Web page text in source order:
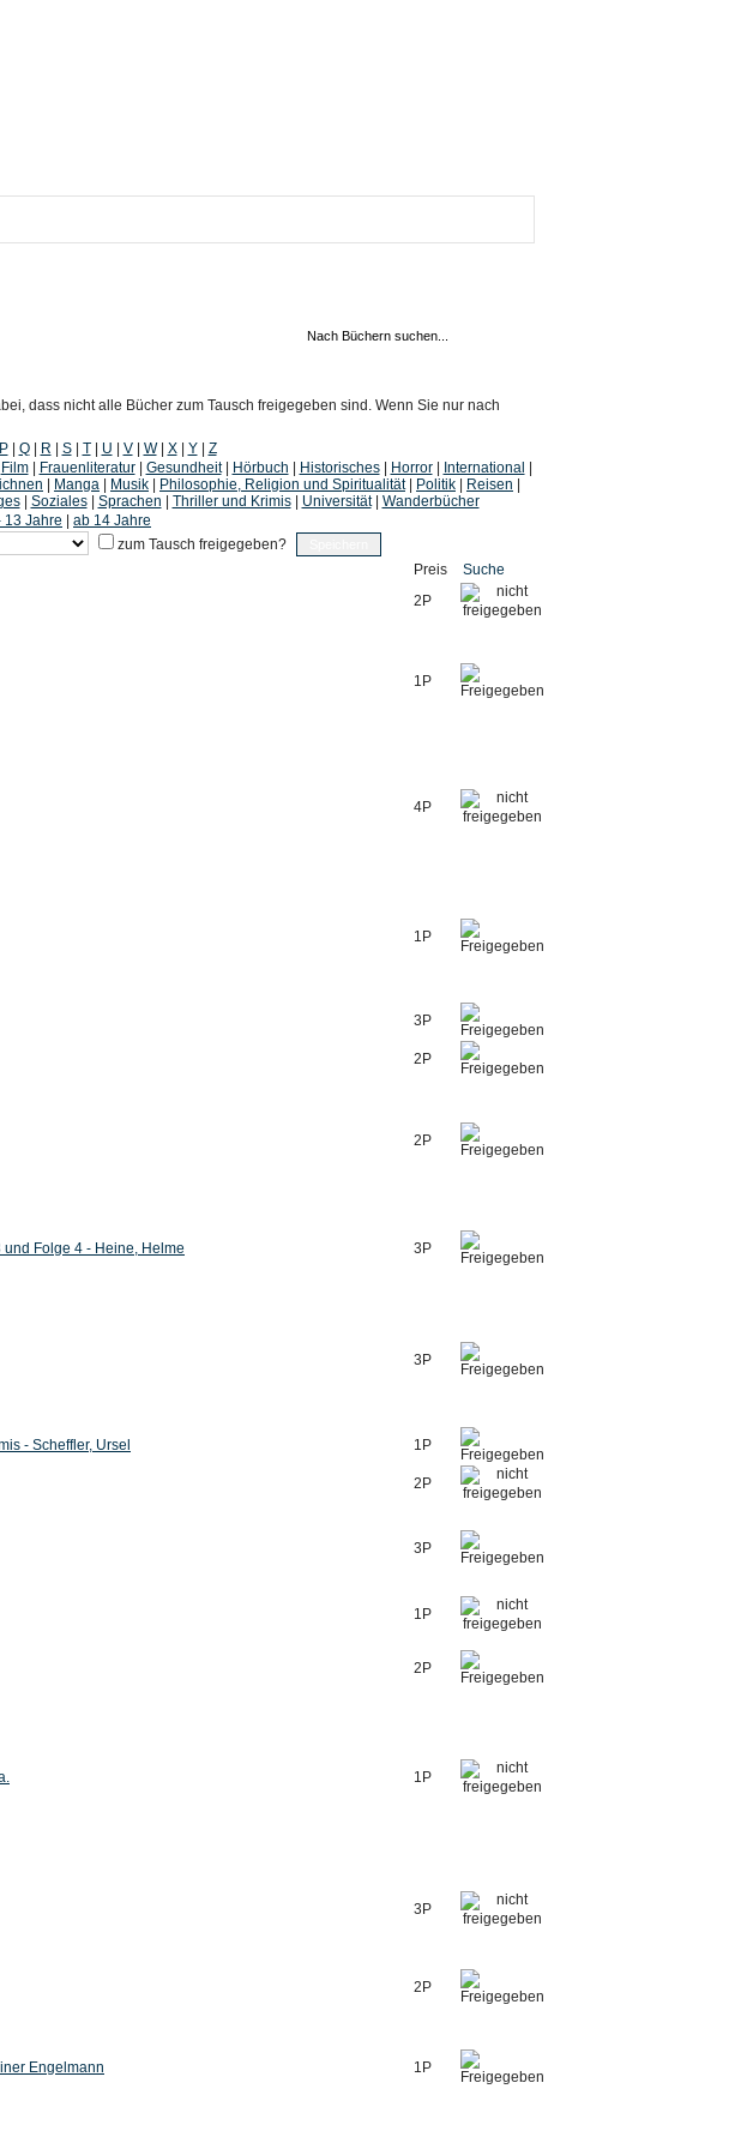
dass nicht alle Bücher zum Tausch freigegeben sind. Wenn Sie nur nach
P| Q| R S| T| U V| W| X| Y| Z
Film| Frauenliteratur| Gesundheit| Hörbuch Historisches| Horror| International
Manga Musik Philosophie, Religion und Spiritualität| Politik Reisen
| Soziales| Sprachen Thriller und Krimis| Universität| Wanderbücher
13 Jahre
ab 14 Jahre
zum Tausch freigegeben?
Preis
Suche
2P
1P
4P
1P
3P
2P
2P
Folge 4 - Heine, Helme 3P
3P
- Scheffler, Ursel 1P
2P
3P
1P
2P
1P
3P
2P
Engelmann 1P